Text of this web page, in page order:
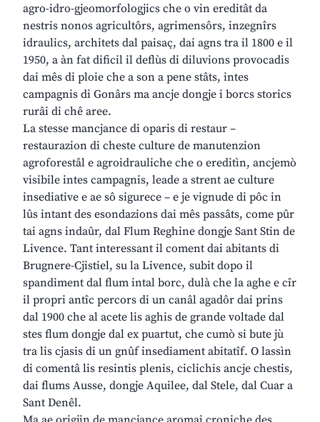
agro-idro-gjeomorfologjics che o vin ereditât da
nestris nonos agricultôrs, agrimensôrs, inzegnîrs
idraulics, architets dal paisaç, dai agns tra il 1800 e il
1950, a àn fat dificil il deflùs di diluvions provocadis
dai mês di ploie che a son a pene stâts, intes
campagnis di Gonârs ma ancje dongje i borcs storics
rurâi di chê aree.
La stesse mancjance di oparis di restaur –
restaurazion di cheste culture de manutenzion
agroforestâl e agroidrauliche che o ereditìn, ancjemò
visibile intes campagnis, leade a strent ae culture
insediative e ae sô sigurece – e je vignude di pôc in
lûs intant des esondazions dai mês passâts, come pûr
tai agns indaûr, dal Flum Reghine dongje Sant Stin de
Livence. Tant interessant il coment dai abitants di
Brugnere-Cjistiel, su la Livence, subit dopo il
spandiment dal flum intal borc, dulà che la aghe e cîr
il propri antîc percors di un canâl agadôr dai prins
dal 1900 che al acete lis aghis de grande voltade dal
stes flum dongje dal ex puartut, che cumò si bute jù
tra lis cjasis di un gnûf insediament abitatîf. O lassìn
di comentâ lis resintis plenis, ciclichis ancje chestis,
dai flums Ausse, dongje Aquilee, dal Stele, dal Cuar a
Sant Denêl.